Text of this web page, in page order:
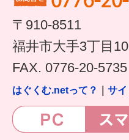
〒910-8511
福井市大手3丁目
FAX. 0776-20-5735
はぐくむ.netって？ サ